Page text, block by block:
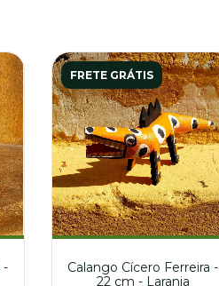
-
FRETE GRÁTIS
Calango Cícero Ferreira -
22 cm - Laranja